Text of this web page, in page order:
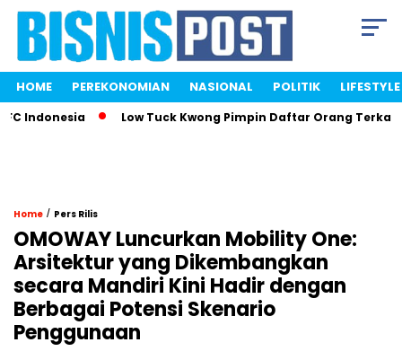
HOME PEREKONOMIAN NASIONAL POLITIK LIFESTYLE
Indonesia Low Tuck Kwong Pimpin Daftar Orang Terkaya
Home / Pers Rilis
OMOWAY Luncurkan Mobility One:
Arsitektur yang Dikembangkan
secara Mandiri Kini Hadir dengan
Berbagai Potensi Skenario
Penggunaan